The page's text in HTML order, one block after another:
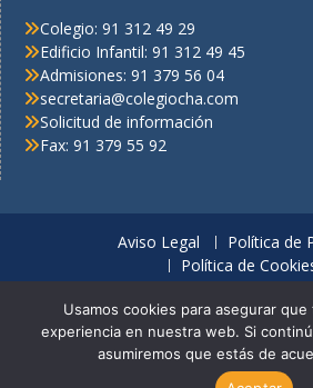
Colegio: 91 312 49 29
Edificio Infantil: 91 312 49 45
Admisiones: 91 379 56 04
secretaria@colegiocha.com
Solicitud de información
Fax: 91 379 55 92
Aviso Legal
Política de
Política de
Looking for a thrilling online casino with a
table games, and live dealer options?
Usamos cookies para asegurar
experiencia en nuestra web. Si
asumiremos que estás de